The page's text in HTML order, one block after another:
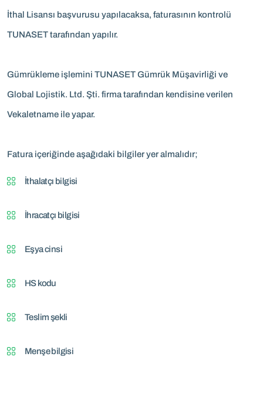
İthal Lisansı başvurusu yapılacaksa, faturasının kontrolü
TUNASET tarafından yapılır.
Gümrükleme işlemini TUNASET Gümrük Müşavirliği ve
Global Lojistik. Ltd. Şti. firma tarafından kendisine verilen
Vekaletname ile yapar.
Fatura içeriğinde aşağıdaki bilgiler yer almalıdır;
İthalatçı bilgisi
İhracatçı bilgisi
Eşya cinsi
HS kodu
Teslim şekli
Menşe bilgisi